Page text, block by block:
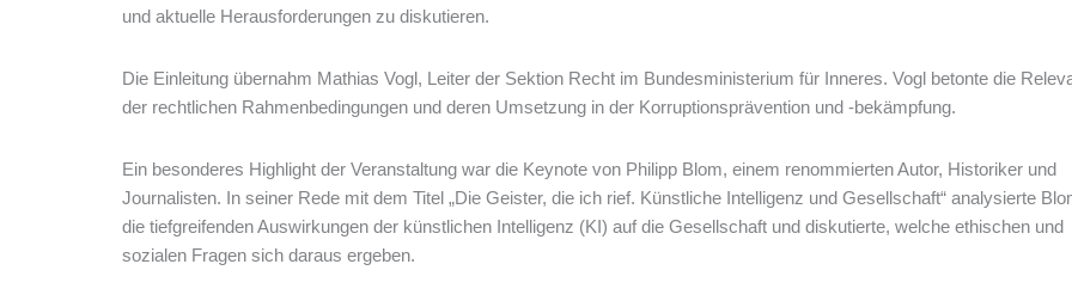
und aktuelle Herausforderungen zu diskutieren.
Die Einleitung übernahm Mathias Vogl, Leiter der Sektion Recht im Bundesministerium für Inneres. Vogl betonte die
der rechtlichen Rahmenbedingungen und deren Umsetzung in der Korruptionsprävention und -bekämpfung.
Ein besonderes Highlight der Veranstaltung war die Keynote von Philipp Blom, einem renommierten Autor, Historiker und
Journalisten. In seiner Rede mit dem Titel „Die Geister, die ich rief. Künstliche Intelligenz und Gesellschaft“ analysierte
die tiefgreifenden Auswirkungen der künstlichen Intelligenz (KI) auf die Gesellschaft und diskutierte, welche ethischen und
sozialen Fragen sich daraus ergeben.